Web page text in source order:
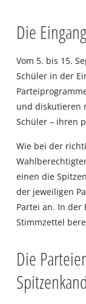
Die
Vom 5. bis 15.
Schüler in der
und diskutieren
Schüler – ihren
Wie bei der
einen die
der jeweiligen
Partei an. In der
Stimmzettel
Die